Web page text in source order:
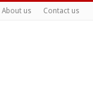
About us Contact us